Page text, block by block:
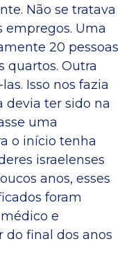
Não se tratava
empregos. Uma
20 pessoas
quartos. Outra
Isso nos fazia
devia ter sido na
uma
o início tenha
israelenses
anos, esses
foram
e
do final dos anos